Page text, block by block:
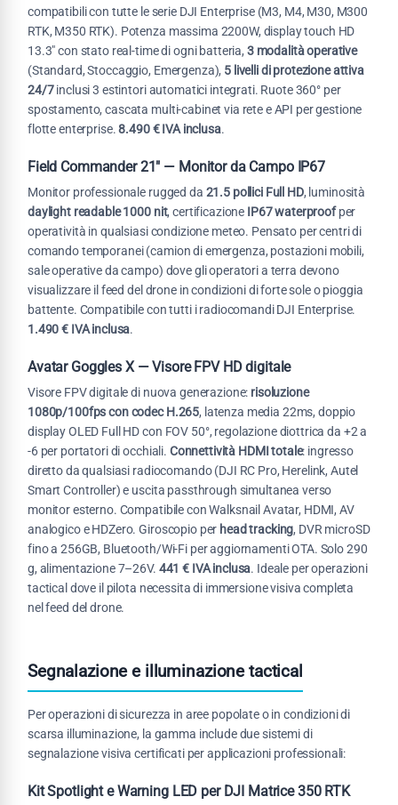
compatibili con tutte le serie DJI Enterprise (M3, M4, M30, M300
RTK, M350 RTK). Potenza massima 2200W, display touch HD
13.3" con stato real-time di ogni batteria, 3 modalità operative
(Standard, Stoccaggio, Emergenza), 5 livelli di protezione attiva
24/7inclusi 3 estintori automatici integrati. Ruote 360° per
spostamento, cascata multi-cabinet via rete e API per gestione
flotte enterprise.8.490 € IVA inclusa.
Field Commander 21" — Monitor da Campo IP67
Monitor professionale rugged da 21.5 pollici Full HD, luminosità
daylight readable 1000 nit, certificazione IP67 waterproofper
operatività in qualsiasi condizione meteo. Pensato per centri di
comando temporanei (camion di emergenza, postazioni mobili,
sale operative da campo) dove gli operatori a terra devono
visualizzare il feed del drone in condizioni di forte sole o pioggia
battente. Compatibile con tutti i radiocomandi DJI Enterprise.
1.490 € IVA inclusa.
Avatar Goggles X — Visore FPV HD digitale
Visore FPV digitale di nuova generazione: risoluzione
1080p/100fps con codec H.265, latenza media 22ms, doppio
display OLED Full HD con FOV 50°, regolazione diottrica da +2 a
-6 per portatori di occhiali. Connettività HDMI totale: ingresso
diretto da qualsiasi radiocomando (DJI RC Pro, Herelink, Autel
Smart Controller) e uscita passthrough simultanea verso
monitor esterno. Compatibile con Walksnail Avatar, HDMI, AV
analogico e HDZero. Giroscopio per head tracking, DVR microSD
fino a 256GB, Bluetooth/Wi-Fi per aggiornamenti OTA. Solo 290
g, alimentazione 7–26V. 441 € IVA inclusa. Ideale per operazioni
tactical dove il pilota necessita di immersione visiva completa
nel feed del drone.
Segnalazione e illuminazione tactical
Per operazioni di sicurezza in aree popolate o in condizioni di
scarsa illuminazione, la gamma include due sistemi di
segnalazione visiva certificati per applicazioni professionali:
Kit Spotlight e Warning LED per DJI Matrice 350 RTK